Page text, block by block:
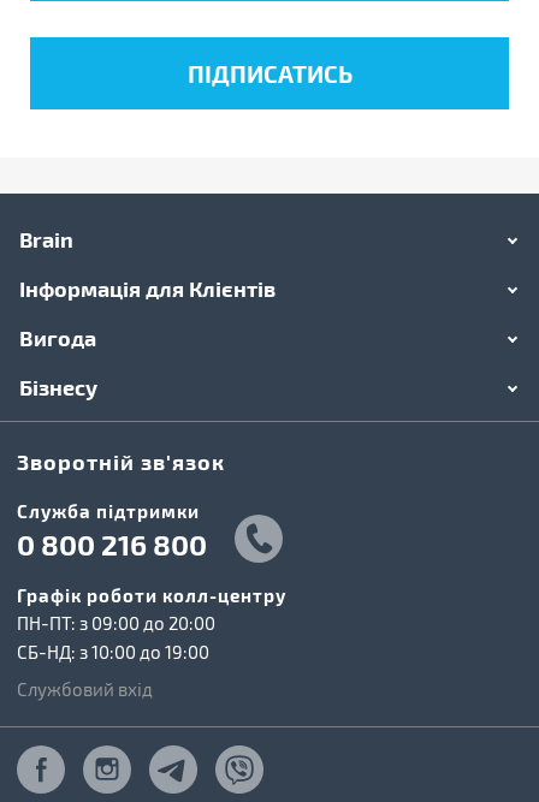
Brain
Інформація для Клієнтів
Вигода
Бізнесу
Зворотній зв'язок
Cлужба підтримки
0 800 216 800
Графік роботи колл-центру
ПН-ПТ: з 09:00 до 20:00
СБ-НД: з 10:00 до 19:00
Службовий вхід